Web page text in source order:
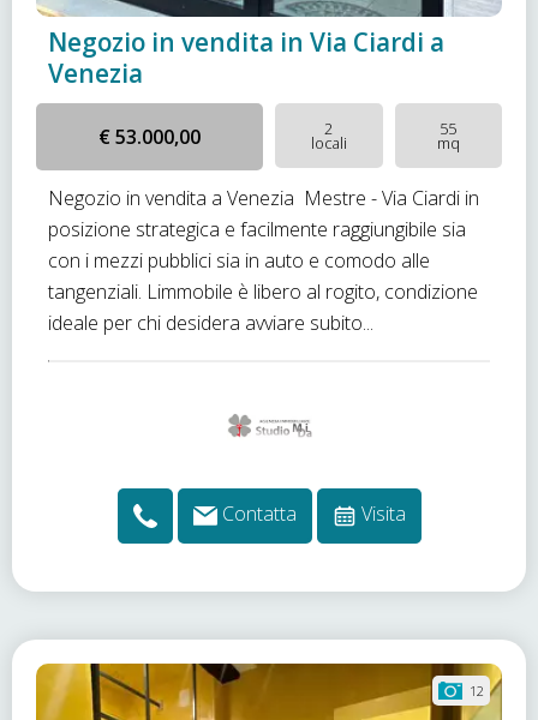
Negozio in vendita in Via Ciardi a
Venezia
€ 53.000,00 2
locali
55
mq
Negozio in vendita a Venezia  Mestre - Via Ciardi in
posizione strategica e facilmente raggiungibile sia
con i mezzi pubblici sia in auto e comodo alle
tangenziali. Limmobile è libero al rogito, condizione
ideale per chi desidera avviare subito...
Contatta Visita
12